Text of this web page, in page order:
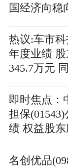
国经济向稳
热议:车市科
年度业绩
345.7万元
即时焦点：
担保
绩 权益股
75.39%
名创优品